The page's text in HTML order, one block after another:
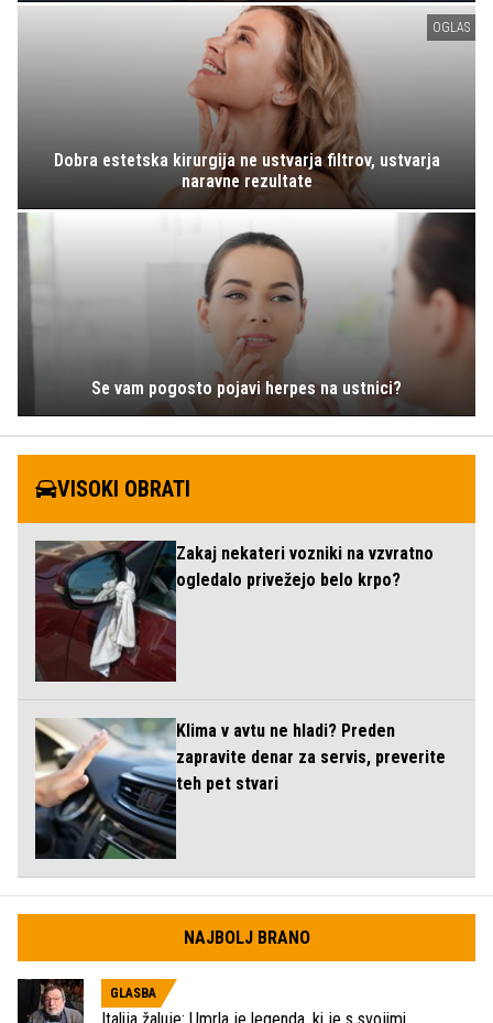
OGLAS
Dobra estetska kirurgija ne ustvarja filtrov, ustvarja
naravne rezultate
Se vam pogosto pojavi herpes na ustnici?
VISOKI OBRATI
Zakaj nekateri vozniki na vzvratno
ogledalo privežejo belo krpo?
Klima v avtu ne hladi? Preden
zapravite denar za servis, preverite
teh pet stvari
NAJBOLJ BRANO
GLASBA